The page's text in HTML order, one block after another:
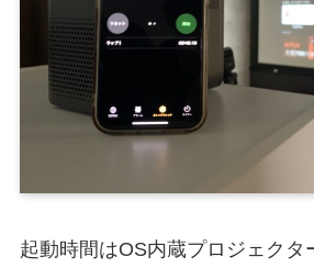
起動時間はOS内蔵プロジェクタ